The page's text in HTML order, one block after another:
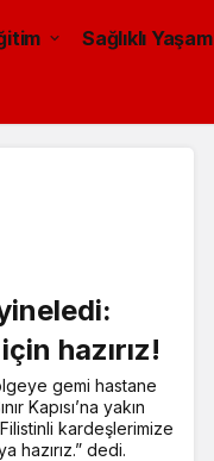
Sağlıklı Yaşam
hazırız!
gemi hastane
Kapısı’na yakın
kardeşlerimize
hazırız.” dedi.